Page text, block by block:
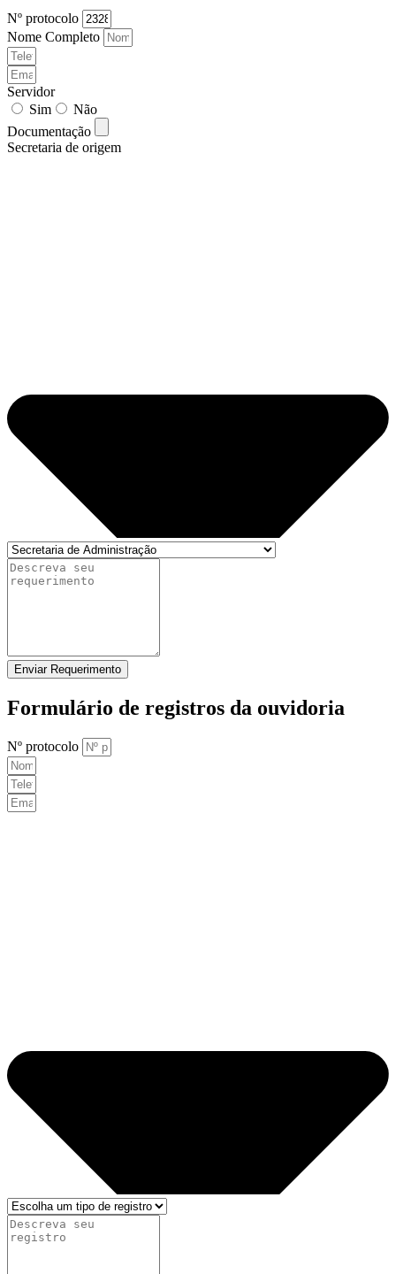
Nº protocolo
Nome Completo
Servidor
Sim
Não
Documentação
Secretaria de origem
Enviar Requerimento
Formulário de registros da ouvidoria
Nº protocolo